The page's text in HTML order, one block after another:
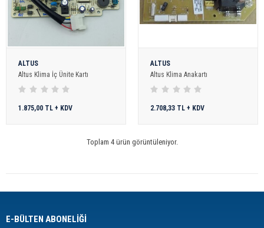
ALTUS
Altus Klima İç Ünite Kartı
1.875,00 TL + KDV
ALTUS
Altus Klima Anakartı
2.708,33 TL + KDV
Toplam 4 ürün görüntüleniyor.
E-BÜLTEN ABONELİĞİ